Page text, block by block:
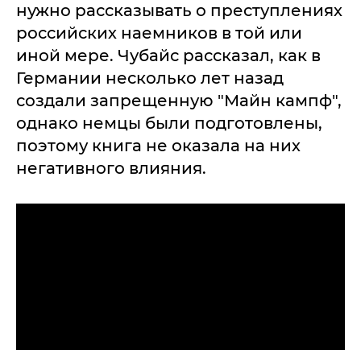
нужно рассказывать о преступлениях
российских наемников в той или
иной мере. Чубайс рассказал, как в
Германии несколько лет назад
создали запрещенную "Майн кампф",
однако немцы были подготовлены,
поэтому книга не оказала на них
негативного влияния.